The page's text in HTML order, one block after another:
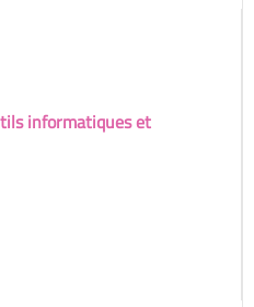
informatiques et